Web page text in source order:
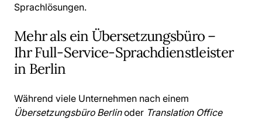
Sprachlösungen.
Mehr als ein Übersetzungsbüro –
Ihr Full-Service-Sprachdienstleister
in Berlin
Während viele Unternehmen nach einem
Übersetzungsbüro Berlinoder Translation Office